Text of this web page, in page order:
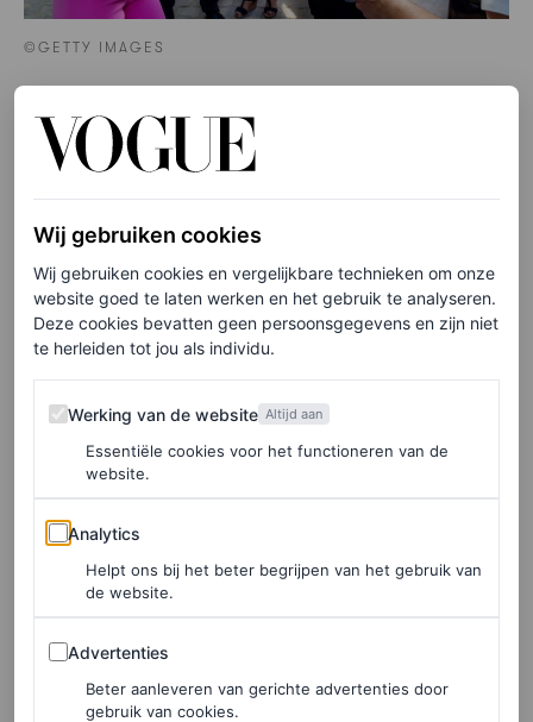
©GETTY IMAGES
Iconische tas
De meest iconische tas van de prinses is waarschijnlijk
de Lady Dior-tas. Hoewel de tas eigenlijk uit de kast van
haar moeder komt, zagen we de prinses in de zomer van
2025 tijdens een werkbezoek aan een ziekenhuis met een
witte Lady Dior-tas met zilverkleurige sluitingen. En,
schokkend voor velen, zette ze die tas op een gegeven
moment op de grond in plaats van op tafel. Een
doodzonde, als je het ons vraagt. Je ziet de tas (en dit
moment) in de slides hieronder.
Wij gebruiken cookies
Wij gebruiken cookies en vergelijkbare technieken om onze
website goed te laten werken en het gebruik te analyseren.
Deze cookies bevatten geen persoonsgegevens en zijn niet
te herleiden tot jou als individu.
Werking van de website
Werking van de website Altijd aan
Essentiële cookies voor het functioneren van de
website.
Analytics
Analytics
Helpt ons bij het beter begrijpen van het gebruik van
de website.
Advertenties
Advertenties
Beter aanleveren van gerichte advertenties door
gebruik van cookies.